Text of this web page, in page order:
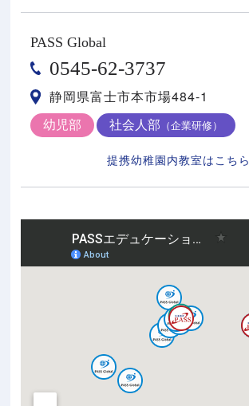
PASS Global
0545-62-3737
静岡県富士市本市場484-1
幼児部 社会人部 （企業研修）
提携幼稚園内教室はこちら